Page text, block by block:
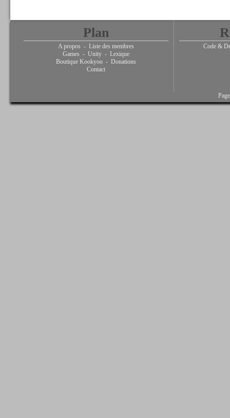
Plan
A propos - Liste des membres
Games - Unity - Lexique
Boutique Kookyoo - Donations
Contact
Code &